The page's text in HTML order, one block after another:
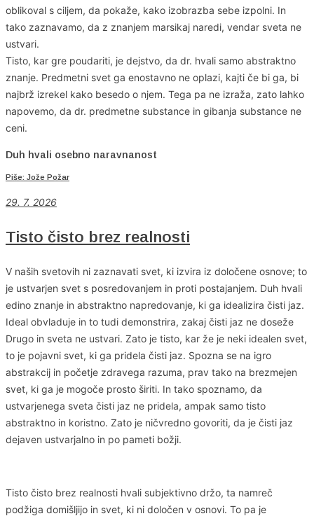
oblikoval s ciljem, da pokaže, kako izobrazba sebe izpolni. In
tako zaznavamo, da z znanjem marsikaj naredi, vendar sveta ne
ustvari.
Tisto, kar gre poudariti, je dejstvo, da dr. hvali samo abstraktno
znanje. Predmetni svet ga enostavno ne oplazi, kajti če bi ga, bi
najbrž izrekel kako besedo o njem. Tega pa ne izraža, zato lahko
napovemo, da dr. predmetne substance in gibanja substance ne
ceni.
Duh hvali osebno naravnanost
Piše: Jože Požar
29. 7. 2026
Tisto čisto brez realnosti
V naših svetovih ni zaznavati svet, ki izvira iz določene osnove; to
je ustvarjen svet s posredovanjem in proti postajanjem. Duh hvali
edino znanje in abstraktno napredovanje, ki ga idealizira čisti jaz.
Ideal obvladuje in to tudi demonstrira, zakaj čisti jaz ne doseže
Drugo in sveta ne ustvari. Zato je tisto, kar že je neki idealen svet,
to je pojavni svet, ki ga pridela čisti jaz. Spozna se na igro
abstrakcij in početje zdravega razuma, prav tako na brezmejen
svet, ki ga je mogoče prosto širiti. In tako spoznamo, da
ustvarjenega sveta čisti jaz ne pridela, ampak samo tisto
abstraktno in koristno. Zato je ničvredno govoriti, da je čisti jaz
dejaven ustvarjalno in po pameti božji.
Tisto čisto brez realnosti hvali subjektivno držo, ta namreč
podžiga domišljijo in svet, ki ni določen v osnovi. To pa je